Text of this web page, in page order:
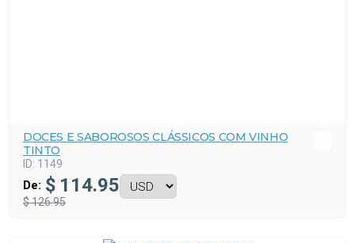
DOCES E SABOROSOS CLÁSSICOS COM VINHO
TINTO
ID: 1149
De: $ 114.95
$ 126.95